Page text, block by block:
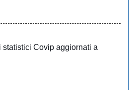
statistici Covip aggiornati a